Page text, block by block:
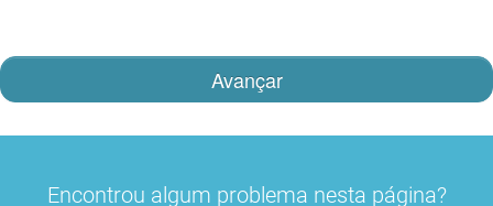
Avançar
Encontrou algum problema nesta página?